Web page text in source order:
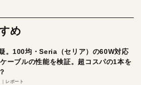
め
。100均・Seria（セリア）の60W対応
ーブルの性能を検証。超コスパの1本を
レポート